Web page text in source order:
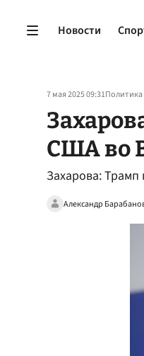
Новости
7 мая 2025 09:31Политика
США во
Захарова:
Александр